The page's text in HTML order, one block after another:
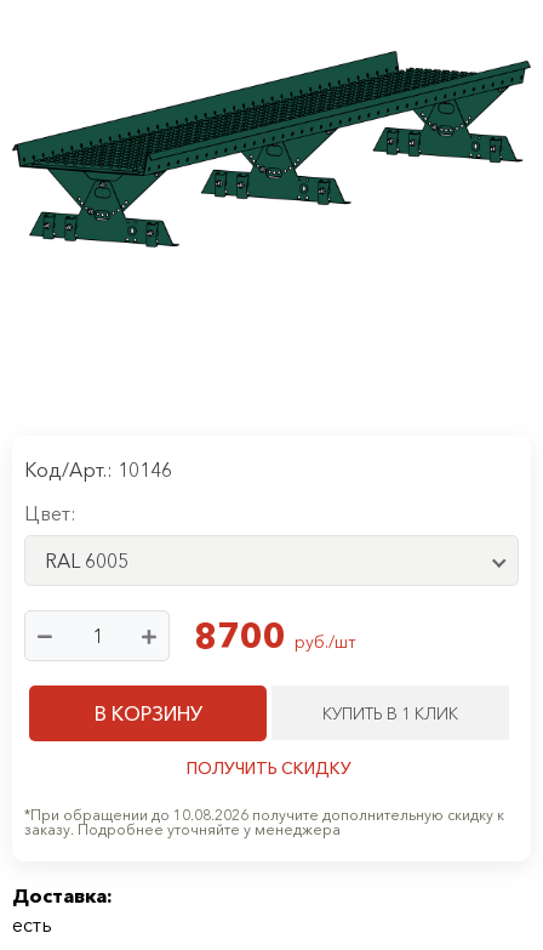
Код/Арт.: 10146
Цвет:
RAL 6005
8700 руб./шт
В КОРЗИНУ КУПИТЬ В 1 КЛИК
ПОЛУЧИТЬ СКИДКУ
*При обращении до 10.08.2026 получите дополнительную скидку к
заказу. Подробнее уточняйте у менеджера
Доставка:
есть